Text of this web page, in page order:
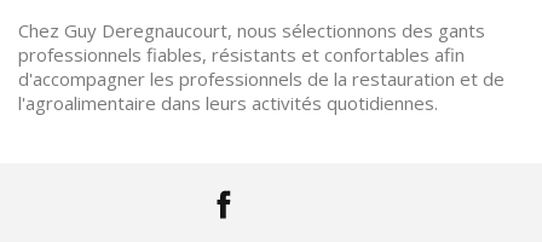
Chez Guy Deregnaucourt, nous sélectionnons des gants
professionnels fiables, résistants et confortables afin
d'accompagner les professionnels de la restauration et de
l'agroalimentaire dans leurs activités quotidiennes.